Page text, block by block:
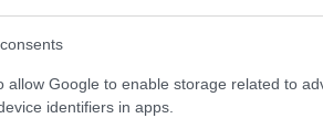
allow Google to enable storage related to
identifiers in apps.
sem fog beleférni minden, amit The